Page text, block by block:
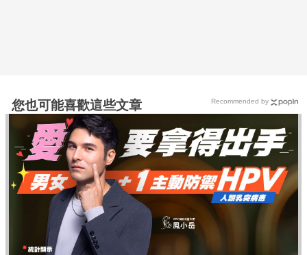
您也可能喜歡這些文章 Recommended by